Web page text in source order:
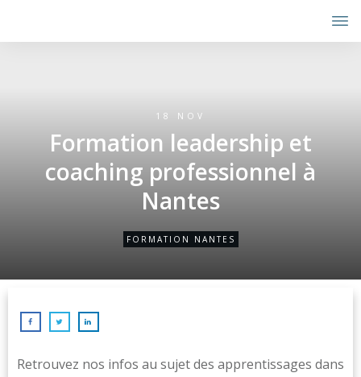
18 NOV
Formation leadership et
coaching professionnel à
Nantes
FORMATION NANTES
Retrouvez nos infos au sujet des apprentissages dans